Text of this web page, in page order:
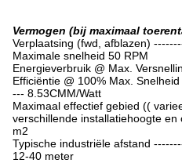
Vermogen (bij maximaal
Verplaatsing (fwd, afblazen)
Maximale snelheid 50 RPM
Energieverbruik @ Max.
Efficiëntie @ 100% Max.
--- 8.53CMM/Watt
Maximaal effectief gebied ((
verschillende installatiehoogte
m2
Typische industriële afstand
12-40 meter